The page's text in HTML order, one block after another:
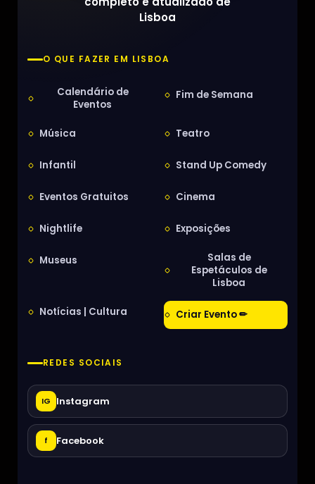
Lisboa
O QUE FAZER EM LISBOA
Calendário de
Eventos
Fim de Semana
Música Teatro
Infantil Stand Up Comedy
Eventos Gratuitos Cinema
Nightlife Exposições
Museus
Salas de
Espetáculos de
Lisboa
Notícias | Cultura Criar Evento ✏
REDES SOCIAIS
IG Instagram
f Facebook